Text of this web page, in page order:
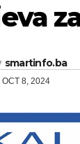
smartinfo.ba
OCT 8, 2024